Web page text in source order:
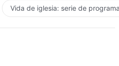
Vida de iglesia: serie de